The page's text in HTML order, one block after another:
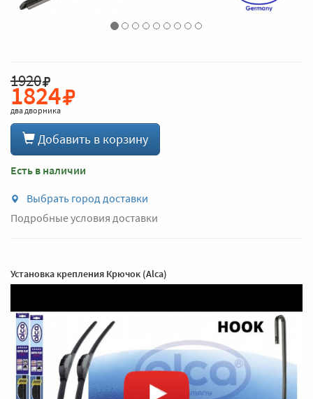
1920
1824
два дворника
Добавить в корзину
Есть в наличии
Выбрать город доставки
Подробные условия доставки
Установка крепления Крючок (Alca)